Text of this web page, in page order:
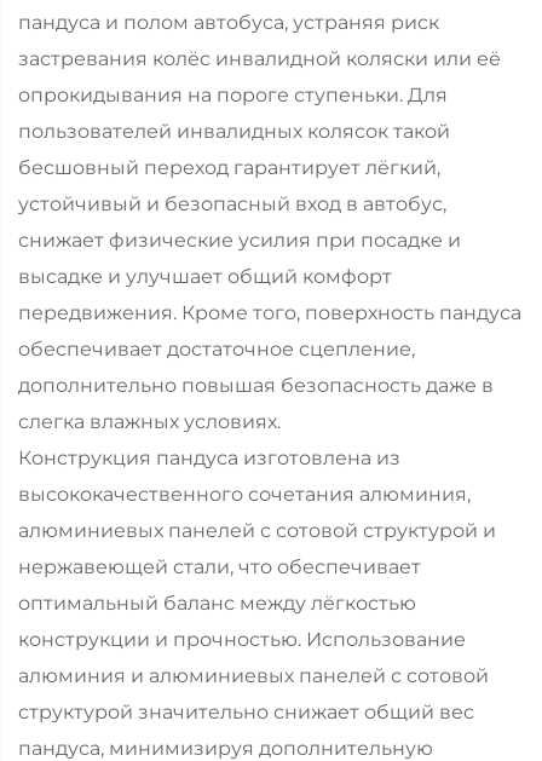
пандуса и полом автобуса, устраняя риск
застревания колёс инвалидной коляски или её
опрокидывания на пороге ступеньки. Для
пользователей инвалидных колясок такой
бесшовный переход гарантирует лёгкий,
устойчивый и безопасный вход в автобус,
снижает физические усилия при посадке и
высадке и улучшает общий комфорт
передвижения. Кроме того, поверхность пандуса
обеспечивает достаточное сцепление,
дополнительно повышая безопасность даже в
слегка влажных условиях.
Конструкция пандуса изготовлена из
высококачественного сочетания алюминия,
алюминиевых панелей с сотовой структурой и
нержавеющей стали, что обеспечивает
оптимальный баланс между лёгкостью
конструкции и прочностью. Использование
алюминия и алюминиевых панелей с сотовой
структурой значительно снижает общий вес
пандуса, минимизируя дополнительную